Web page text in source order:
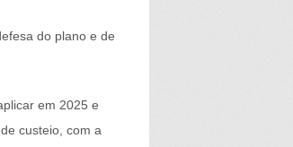
do plano e de
em 2025 e
custeio, com a